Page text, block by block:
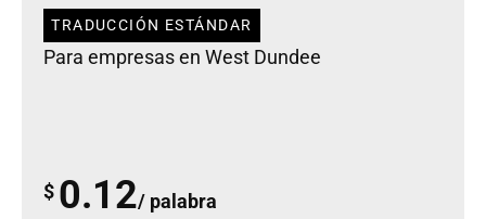
TRADUCCIÓN ESTÁNDAR
Para empresas en West Dundee
$ 0.12/ palabra